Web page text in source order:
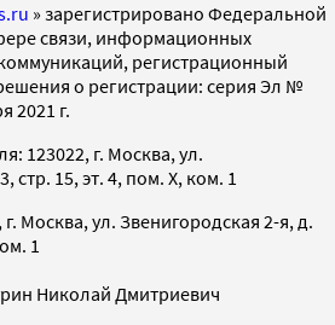
» зарегистрировано Федеральной
связи, информационных
регистрационный
о регистрации: серия Эл №
2021 г.
123022, г. Москва, ул.
стр. 15, эт. 4, пом. X, ком. 1
Москва, ул. Звенигородская 2-я, д.
1
Николай Дмитриевич